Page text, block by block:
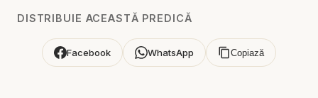
Mulțumim din inimă pentru că faci parte din
DISTRIBUIE ACEASTĂ PREDICĂ
Facebook WhatsApp Copiază